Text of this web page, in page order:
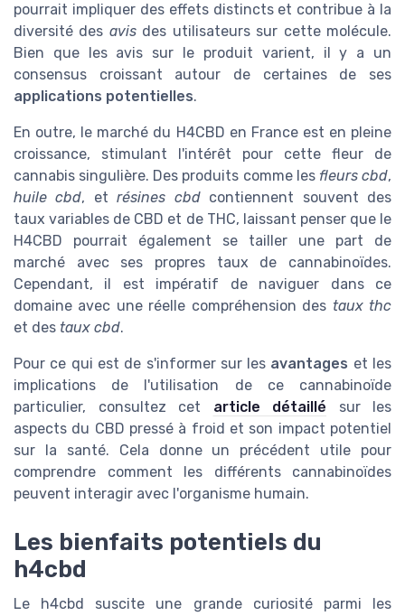
pourrait impliquer des effets distincts et contribue à la
diversité des avisdes utilisateurs sur cette molécule.
Bien que les avis sur le produit varient, il y a un
consensus croissant autour de certaines de ses
applications potentielles.
En outre, le marché du H4CBD en France est en pleine
croissance, stimulant l'intérêt pour cette fleur de
cannabis singulière. Des produits comme les fleurs cbd,
huile cbd, etrésines cbdcontiennent souvent des
taux variables de CBD et de THC, laissant penser que le
H4CBD pourrait également se tailler une part de
marché avec ses propres taux de cannabinoïdes.
Cependant, il est impératif de naviguer dans ce
domaine avec une réelle compréhension des taux thc
et des taux cbd.
Pour ce qui est de s'informer sur les avantages et les
implications de l'utilisation de ce cannabinoïde
particulier, consultez cet article détaillé sur les
aspects du CBD pressé à froid et son impact potentiel
sur la santé. Cela donne un précédent utile pour
comprendre comment les différents cannabinoïdes
peuvent interagir avec l'organisme humain.
Les bienfaits potentiels du
h4cbd
Le h4cbd suscite une grande curiosité parmi les